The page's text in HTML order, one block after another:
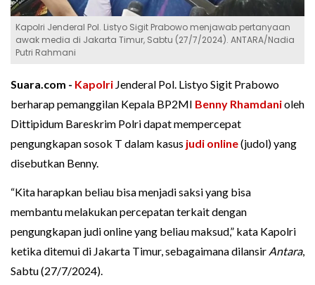
Kapolri Jenderal Pol. Listyo Sigit Prabowo menjawab pertanyaan
awak media di Jakarta Timur, Sabtu (27/7/2024). ANTARA/Nadia
Putri Rahmani
Suara.com - Kapolri Jenderal Pol. Listyo Sigit Prabowo
berharap pemanggilan Kepala BP2MI Benny Rhamdanioleh
Dittipidum Bareskrim Polri dapat mempercepat
pengungkapan sosok T dalam kasus judi online(judol) yang
disebutkan Benny.
“Kita harapkan beliau bisa menjadi saksi yang bisa
membantu melakukan percepatan terkait dengan
pengungkapan judi online yang beliau maksud,” kata Kapolri
ketika ditemui di Jakarta Timur, sebagaimana dilansir Antara,
Sabtu (27/7/2024).